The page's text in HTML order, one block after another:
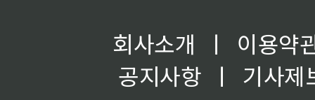
회사소개 ㅣ
이용약
공지사항
ㅣ
기사제